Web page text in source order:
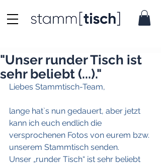
"Unser runder Tisch ist
sehr beliebt (...)."
Liebes Stammtisch-Team,
lange hat`s nun gedauert, aber jetzt
kann ich euch endlich die
versprochenen Fotos von eurem bzw.
unserem Stammtisch senden.
Unser „runder Tisch“ ist sehr beliebt